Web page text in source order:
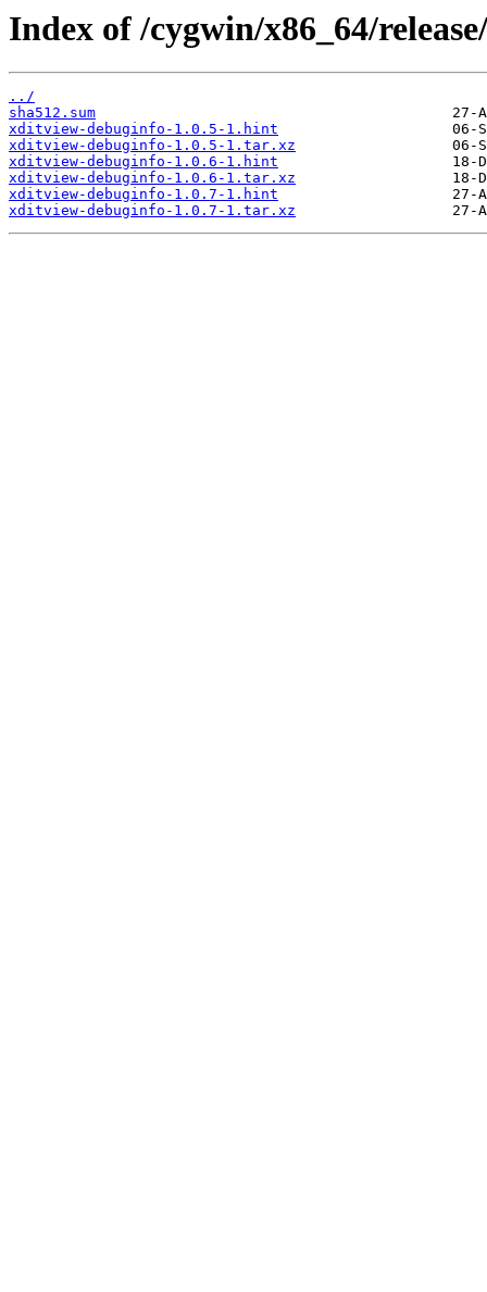
Index of /cygwin/x86_64/
../
sha512.sum
xditview-debuginfo-1.0.5-1.hint
xditview-debuginfo-1.0.5-1.tar.xz
xditview-debuginfo-1.0.6-1.hint
xditview-debuginfo-1.0.6-1.tar.xz
xditview-debuginfo-1.0.7-1.hint
xditview-debuginfo-1.0.7-1.tar.xz